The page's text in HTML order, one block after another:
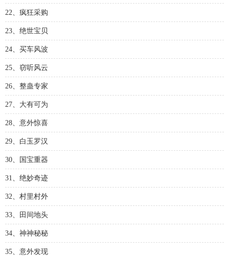
22、疯狂采购
23、绝世宝贝
24、买车风波
25、窃听风云
26、整蛊专家
27、大有可为
28、意外惊喜
29、白玉罗汉
30、国宝重器
31、绝妙奇迹
32、村里村外
33、田间地头
34、神神秘秘
35、意外发现